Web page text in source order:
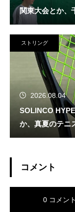
関東大会とか、
ストリング
2026.08.04
SOLINCO
か、真夏のテニ
コメント
0 コメント